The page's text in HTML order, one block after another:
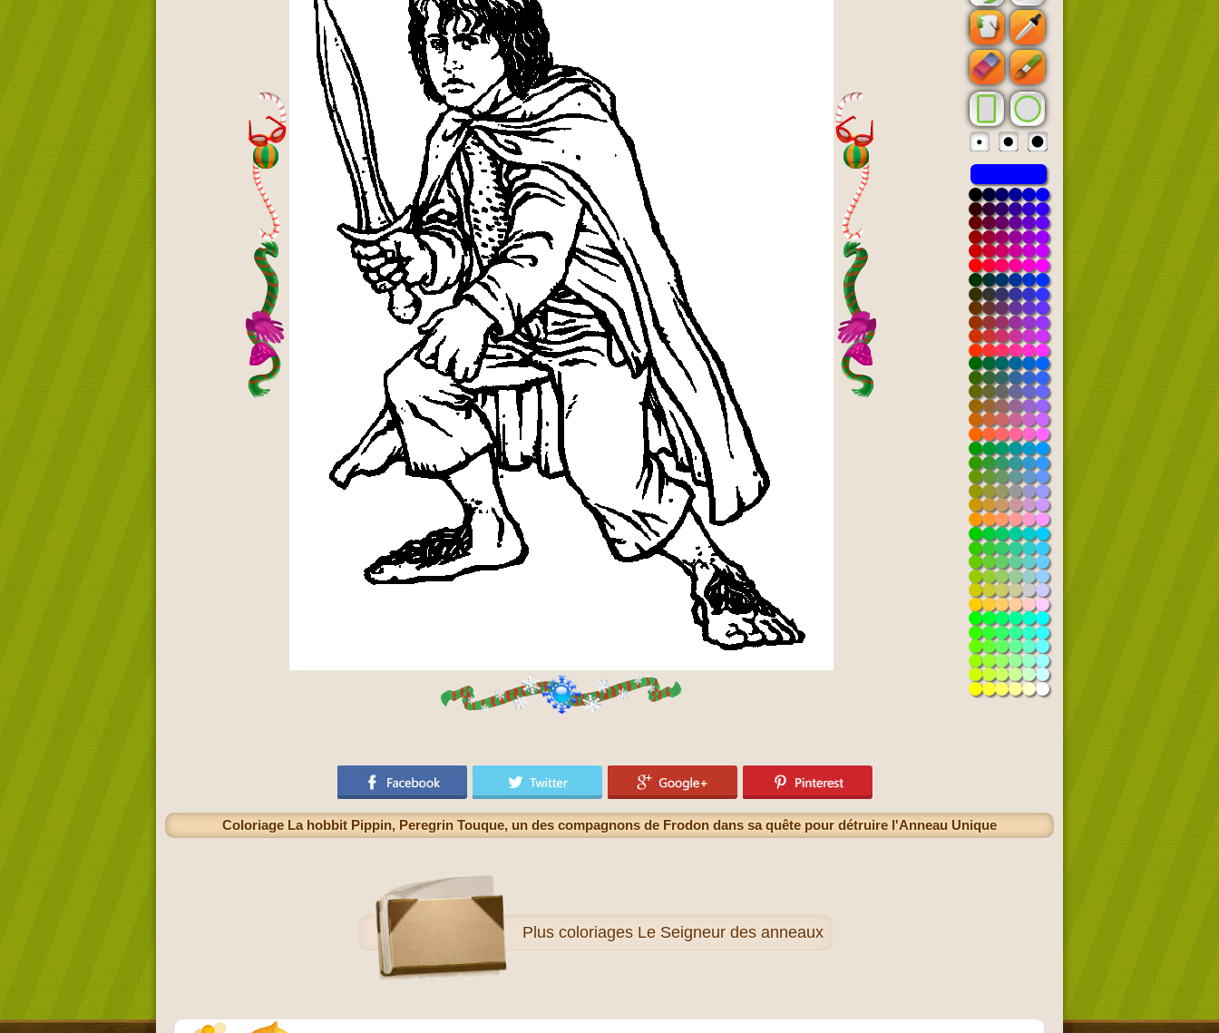
Coloriage La hobbit Pippin, Peregrin Touque, un des compagnons de Frodon dans sa quête pour détruire l'Anneau Unique
Plus coloriages Le Seigneur des anneaux